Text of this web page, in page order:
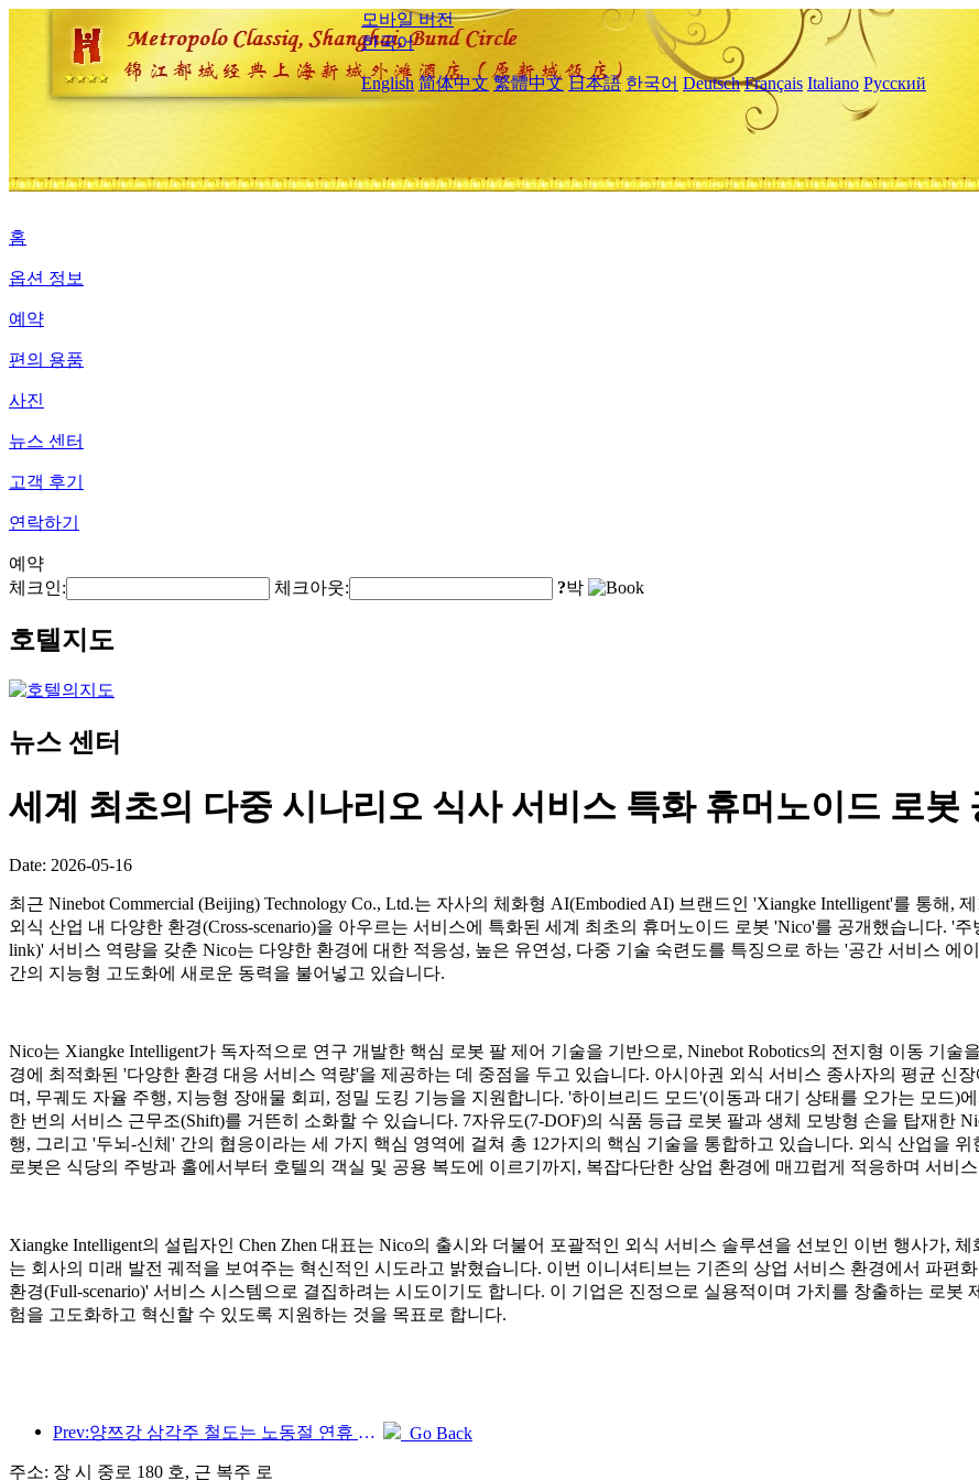
모바일 버전
한국어
English 简体中文 繁體中文 日本語 한국어 Deutsch Français Italiano Русский
홈
옵션 정보
예약
편의 용품
사진
뉴스 센터
고객 후기
연락하기
예약
체크인:
체크아웃: ?박
호텔지도
뉴스 센터
세계 최초의 다중 시나리오 식사 서비스 특화 휴머노이드 로봇
Date: 2026-05-16
최근 Ninebot Commercial (Beijing) Technology Co., Ltd.는 자사의 체화형 AI(Embodied AI) 브랜드인 'Xiangke Intelligent'를 통해,
외식 산업 내 다양한 환경(Cross-scenario)을 아우르는 서비스에 특화된 세계 최초의 휴머노이드 로봇 'Nico'를 공개했습니다. '
link)' 서비스 역량을 갖춘 Nico는 다양한 환경에 대한 적응성, 높은 유연성, 다중 기술 숙련도를 특징으로 하는 '공간 서비스 에
간의 지능형 고도화에 새로운 동력을 불어넣고 있습니다.
Nico는 Xiangke Intelligent가 독자적으로 연구 개발한 핵심 로봇 팔 제어 기술을 기반으로, Ninebot Robotics의 전지형 이동 기
경에 최적화된 '다양한 환경 대응 서비스 역량'을 제공하는 데 중점을 두고 있습니다. 아시아권 외식 서비스 종사자의 평균 신
며, 무궤도 자율 주행, 지능형 장애물 회피, 정밀 도킹 기능을 지원합니다. '하이브리드 모드'(이동과 대기 상태를 오가는 모드)
한 번의 서비스 근무조(Shift)를 거뜬히 소화할 수 있습니다. 7자유도(7-DOF)의 식품 등급 로봇 팔과 생체 모방형 손을 탑재한
행, 그리고 '두뇌-신체' 간의 협응이라는 세 가지 핵심 영역에 걸쳐 총 12가지의 핵심 기술을 통합하고 있습니다. 외식 산업을
로봇은 식당의 주방과 홀에서부터 호텔의 객실 및 공용 복도에 이르기까지, 복잡다단한 상업 환경에 매끄럽게 적응하며 서비
Xiangke Intelligent의 설립자인 Chen Zhen 대표는 Nico의 출시와 더불어 포괄적인 외식 서비스 솔루션을 선보인 이번 행사가,
는 회사의 미래 발전 궤적을 보여주는 혁신적인 시도라고 밝혔습니다. 이번 이니셔티브는 기존의 상업 서비스 환경에서 파편
환경(Full-scenario)' 서비스 시스템으로 결집하려는 시도이기도 합니다. 이 기업은 진정으로 실용적이며 가치를 창출하는 로
험을 고도화하고 혁신할 수 있도록 지원하는 것을 목표로 합니다.
Prev:양쯔강 삼각주 철도는 노동절 연휴 기간 동안 2,138만 명이 넘는 승객을 수송했습니다. Go Back
주소: 장 시 중로 180 호, 근 복주 로